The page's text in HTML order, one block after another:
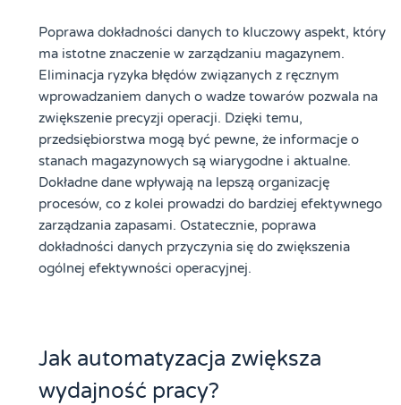
Poprawa dokładności danych to kluczowy aspekt, który
ma istotne znaczenie w zarządzaniu magazynem.
Eliminacja ryzyka błędów związanych z ręcznym
wprowadzaniem danych o wadze towarów pozwala na
zwiększenie precyzji operacji. Dzięki temu,
przedsiębiorstwa mogą być pewne, że informacje o
stanach magazynowych są wiarygodne i aktualne.
Dokładne dane wpływają na lepszą organizację
procesów, co z kolei prowadzi do bardziej efektywnego
zarządzania zapasami. Ostatecznie, poprawa
dokładności danych przyczynia się do zwiększenia
ogólnej efektywności operacyjnej.
Jak automatyzacja zwiększa
wydajność pracy?